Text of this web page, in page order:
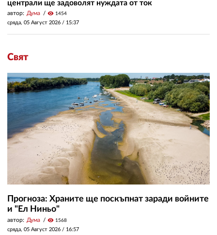
централи ще задоволят нуждата от ток
автор: Дума visibility 1454
сряда, 05 Август 2026 / 15:37
Свят
Прогноза: Храните ще поскъпнат заради войните
и "Ел Ниньо"
автор: Дума visibility 1568
сряда, 05 Август 2026 / 16:57